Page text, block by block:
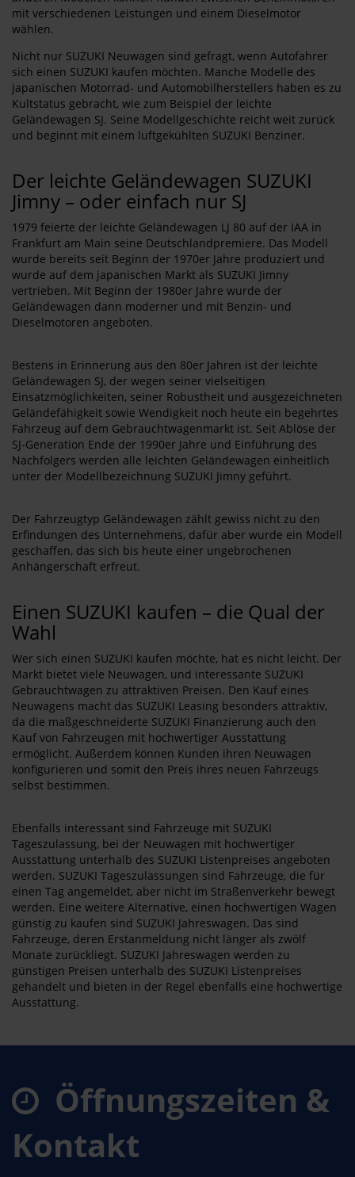
mit verschiedenen Leistungen und einem Dieselmotor
wählen.
Nicht nur SUZUKI Neuwagen sind gefragt, wenn Autofahrer
sich einen SUZUKI kaufen möchten. Manche Modelle des
japanischen Motorrad- und Automobilherstellers haben es zu
Kultstatus gebracht, wie zum Beispiel der leichte
Geländewagen SJ. Seine Modellgeschichte reicht weit zurück
und beginnt mit einem luftgekühlten SUZUKI Benziner.
Der leichte Geländewagen SUZUKI
Jimny – oder einfach nur SJ
1979 feierte der leichte Geländewagen LJ 80 auf der IAA in
Frankfurt am Main seine Deutschlandpremiere. Das Modell
wurde bereits seit Beginn der 1970er Jahre produziert und
wurde auf dem japanischen Markt als SUZUKI Jimny
vertrieben. Mit Beginn der 1980er Jahre wurde der
Geländewagen dann moderner und mit Benzin- und
Dieselmotoren angeboten.
Bestens in Erinnerung aus den 80er Jahren ist der leichte
Geländewagen SJ, der wegen seiner vielseitigen
Einsatzmöglichkeiten, seiner Robustheit und ausgezeichneten
Geländefähigkeit sowie Wendigkeit noch heute ein begehrtes
Fahrzeug auf dem Gebrauchtwagenmarkt ist. Seit Ablöse der
SJ-Generation Ende der 1990er Jahre und Einführung des
Nachfolgers werden alle leichten Geländewagen einheitlich
unter der Modellbezeichnung SUZUKI Jimny geführt.
Der Fahrzeugtyp Geländewagen zählt gewiss nicht zu den
Erfindungen des Unternehmens, dafür aber wurde ein Modell
geschaffen, das sich bis heute einer ungebrochenen
Anhängerschaft erfreut.
Einen SUZUKI kaufen – die Qual der
Wahl
Wer sich einen SUZUKI kaufen möchte, hat es nicht leicht. Der
Markt bietet viele Neuwagen, und interessante SUZUKI
Gebrauchtwagen zu attraktiven Preisen. Den Kauf eines
Neuwagens macht das SUZUKI Leasing besonders attraktiv,
da die maßgeschneiderte SUZUKI Finanzierung auch den
Kauf von Fahrzeugen mit hochwertiger Ausstattung
ermöglicht. Außerdem können Kunden ihren Neuwagen
konfigurieren und somit den Preis ihres neuen Fahrzeugs
selbst bestimmen.
Ebenfalls interessant sind Fahrzeuge mit SUZUKI
Tageszulassung, bei der Neuwagen mit hochwertiger
Ausstattung unterhalb des SUZUKI Listenpreises angeboten
werden. SUZUKI Tageszulassungen sind Fahrzeuge, die für
einen Tag angemeldet, aber nicht im Straßenverkehr bewegt
werden. Eine weitere Alternative, einen hochwertigen Wagen
günstig zu kaufen sind SUZUKI Jahreswagen. Das sind
Fahrzeuge, deren Erstanmeldung nicht länger als zwölf
Monate zurückliegt. SUZUKI Jahreswagen werden zu
günstigen Preisen unterhalb des SUZUKI Listenpreises
gehandelt und bieten in der Regel ebenfalls eine hochwertige
Ausstattung.
Öffnungszeiten &
Kontakt